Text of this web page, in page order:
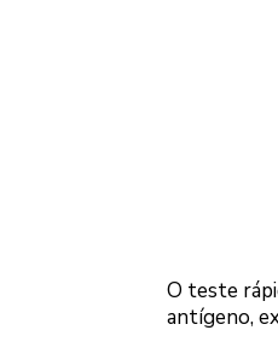
O teste
antígeno,